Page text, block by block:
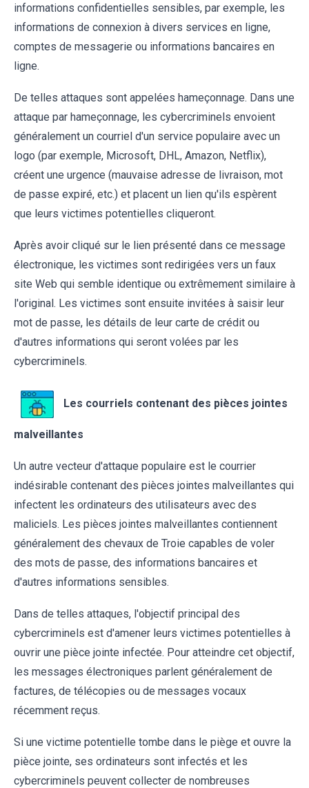
informations confidentielles sensibles, par exemple, les
informations de connexion à divers services en ligne,
comptes de messagerie ou informations bancaires en
ligne.
De telles attaques sont appelées hameçonnage. Dans une
attaque par hameçonnage, les cybercriminels envoient
généralement un courriel d'un service populaire avec un
logo (par exemple, Microsoft, DHL, Amazon, Netflix),
créent une urgence (mauvaise adresse de livraison, mot
de passe expiré, etc.) et placent un lien qu'ils espèrent
que leurs victimes potentielles cliqueront.
Après avoir cliqué sur le lien présenté dans ce message
électronique, les victimes sont redirigées vers un faux
site Web qui semble identique ou extrêmement similaire à
l'original. Les victimes sont ensuite invitées à saisir leur
mot de passe, les détails de leur carte de crédit ou
d'autres informations qui seront volées par les
cybercriminels.
Les courriels contenant des pièces jointes
malveillantes
Un autre vecteur d'attaque populaire est le courrier
indésirable contenant des pièces jointes malveillantes qui
infectent les ordinateurs des utilisateurs avec des
maliciels. Les pièces jointes malveillantes contiennent
généralement des chevaux de Troie capables de voler
des mots de passe, des informations bancaires et
d'autres informations sensibles.
Dans de telles attaques, l'objectif principal des
cybercriminels est d'amener leurs victimes potentielles à
ouvrir une pièce jointe infectée. Pour atteindre cet objectif,
les messages électroniques parlent généralement de
factures, de télécopies ou de messages vocaux
récemment reçus.
Si une victime potentielle tombe dans le piège et ouvre la
pièce jointe, ses ordinateurs sont infectés et les
cybercriminels peuvent collecter de nombreuses